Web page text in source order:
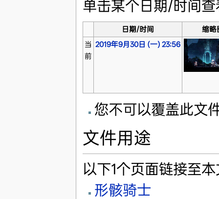
单击某个日期/时间
日期/时间
缩略
当
前
2019年9月30日 (一) 23:56
您不可以覆盖此文
文件用途
以下1个页面链接至
形骸骑士